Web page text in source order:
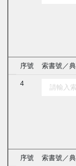
序號 索書號／
4
序號 索書號／